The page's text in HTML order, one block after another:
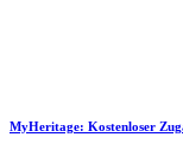
MyHeritage: Kostenloser